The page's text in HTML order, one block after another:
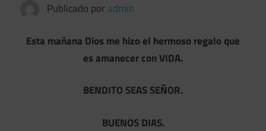
Publicado por admin
Esta mañana Dios me hizo el hermoso regalo que
es amanecer con VIDA.
BENDITO SEAS SEÑOR.
BUENOS DIAS.